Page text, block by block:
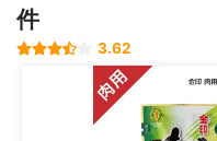
件
3.62